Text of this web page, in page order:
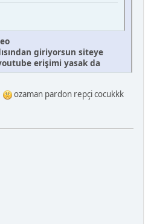
giriyorsun siteye
erişimi yasak da
ozaman pardon repçi cocukkk